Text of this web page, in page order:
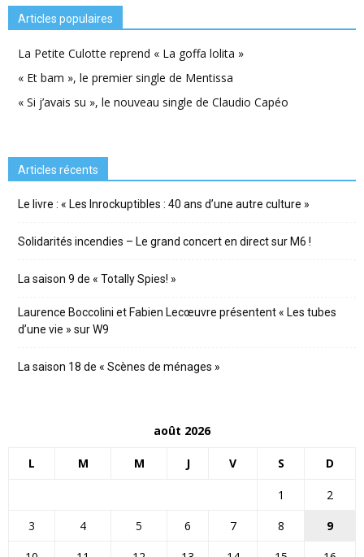
Articles populaires
La Petite Culotte reprend « La goffa lolita »
« Et bam », le premier single de Mentissa
« Si j’avais su », le nouveau single de Claudio Capéo
Articles récents
Le livre : « Les Inrockuptibles : 40 ans d’une autre culture »
Solidarités incendies – Le grand concert en direct sur M6 !
La saison 9 de « Totally Spies! »
Laurence Boccolini et Fabien Lecœuvre présentent « Les tubes
d’une vie » sur W9
La saison 18 de « Scènes de ménages »
août 2026
L M M J V S D
1
2
3
4 5 6 7 8
9